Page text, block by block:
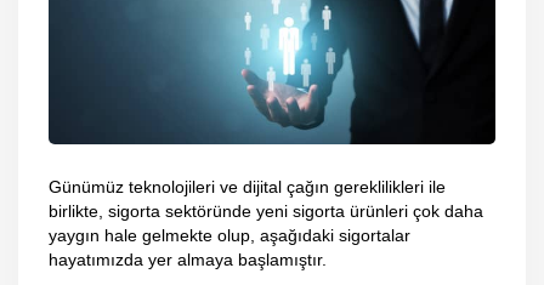
Günümüz teknolojileri ve dijital çağın gereklilikleri ile
birlikte, sigorta sektöründe yeni sigorta ürünleri çok daha
yaygın hale gelmekte olup, aşağıdaki sigortalar
hayatımızda yer almaya başlamıştır.